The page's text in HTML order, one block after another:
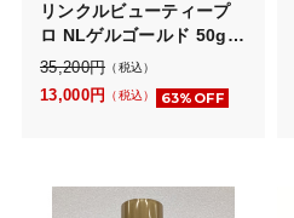
リンクルビューティープ
ロ NLゲルゴールド 50g
2個セット
35,200円 （税込）
13,000円 （税込） 63%OFF